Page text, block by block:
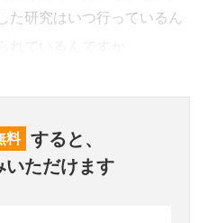
た研究はいつ行っているん
料 すると、
ただけます